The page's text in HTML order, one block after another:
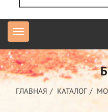
ГЛАВНАЯ КАТАЛОГ